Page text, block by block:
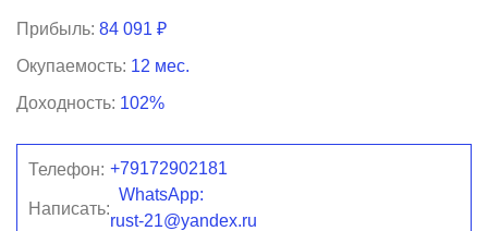
Прибыль: 84 091 ₽
Окупаемость: 12 мес.
Доходность: 102%
Телефон:
Написать:
+79172902181
WhatsApp:
rust-21@yandex.ru